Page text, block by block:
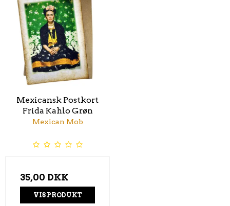
Mexicansk Postkort
Frida Kahlo Grøn
Mexican Mob
35,00 DKK
VIS PRODUKT